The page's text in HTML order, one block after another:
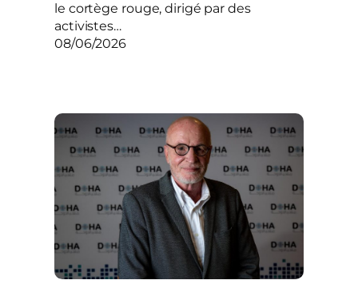
le cortège rouge, dirigé par des
activistes…
08/06/2026